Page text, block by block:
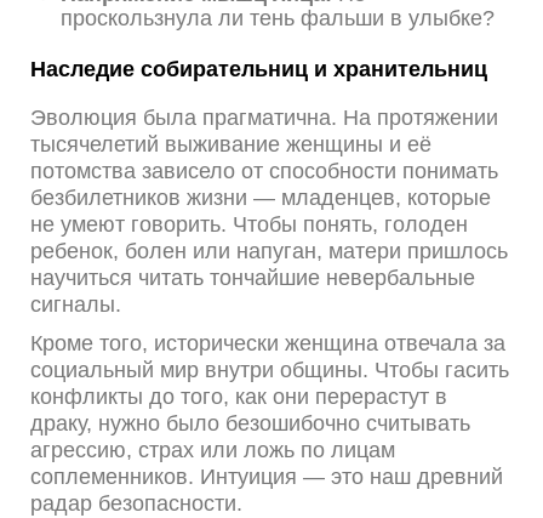
проскользнула ли тень фальши в улыбке?
Наследие собирательниц и хранительниц
Эволюция была прагматична. На протяжении
тысячелетий выживание женщины и её
потомства зависело от способности понимать
безбилетников жизни — младенцев, которые
не умеют говорить. Чтобы понять, голоден
ребенок, болен или напуган, матери пришлось
научиться читать тончайшие невербальные
сигналы.
Кроме того, исторически женщина отвечала за
социальный мир внутри общины. Чтобы гасить
конфликты до того, как они перерастут в
драку, нужно было безошибочно считывать
агрессию, страх или ложь по лицам
соплеменников. Интуиция — это наш древний
радар безопасности.